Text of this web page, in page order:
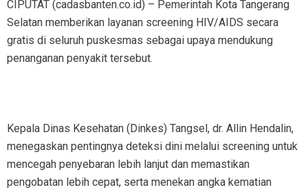
CIPUTAT (cadasbanten.co.id) – Pemerintah Kota Tangerang
Selatan memberikan layanan screening HIV/AIDS secara
gratis di seluruh puskesmas sebagai upaya mendukung
penanganan penyakit tersebut.
Kepala Dinas Kesehatan (Dinkes) Tangsel, dr. Allin Hendalin,
menegaskan pentingnya deteksi dini melalui screening untuk
mencegah penyebaran lebih lanjut dan memastikan
pengobatan lebih cepat, serta menekan angka kematian